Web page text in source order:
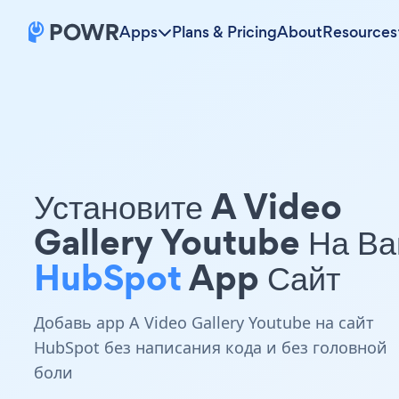
Apps Plans & PricingAboutResources
Установите A Video
Gallery Youtube На
HubSpotApp Сайт
Добавь app A Video Gallery Youtube на сайт
HubSpot без написания кода и без головной
боли